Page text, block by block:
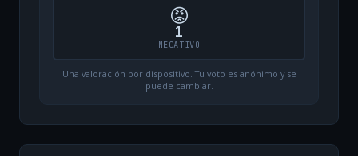
😡
1
NEGATIVO
Una valoración por dispositivo. Tu voto es anónimo y se
puede cambiar.